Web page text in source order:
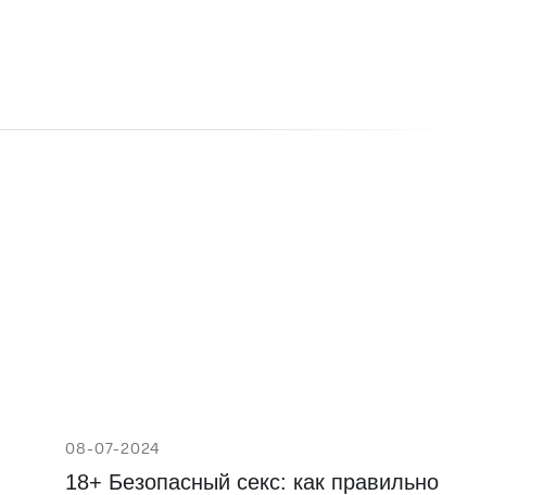
08-07-2024
18+ Безопасный секс: как правильно